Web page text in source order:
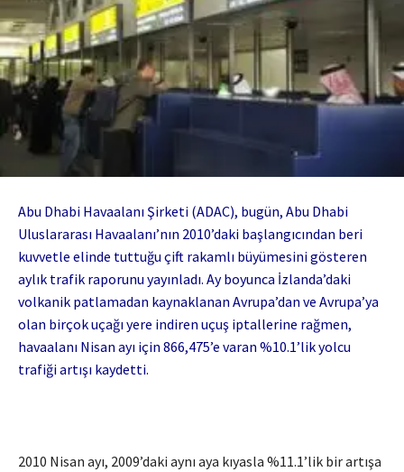
Abu Dhabi Havaalanı Şirketi (ADAC), bugün, Abu Dhabi
Uluslararası Havaalanı’nın 2010’daki başlangıcından beri
kuvvetle elinde tuttuğu çift rakamlı büyümesini gösteren
aylık trafik raporunu yayınladı. Ay boyunca İzlanda’daki
volkanik patlamadan kaynaklanan Avrupa’dan ve Avrupa’ya
olan birçok uçağı yere indiren uçuş iptallerine rağmen,
havaalanı Nisan ayı için 866,475’e varan %10.1’lik yolcu
trafiği artışı kaydetti.
2010 Nisan ayı, 2009’daki aynı aya kıyasla %11.1’lik bir artışa